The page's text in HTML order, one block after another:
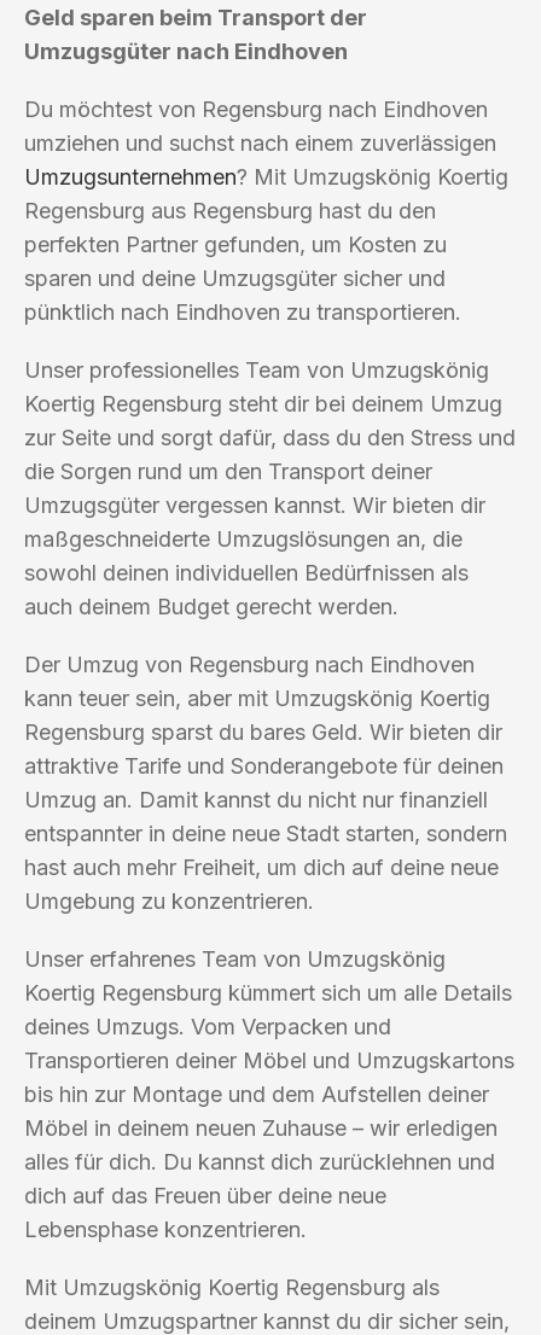
Geld sparen beim Transport der
Umzugsgüter nach Eindhoven
Du möchtest von Regensburg nach Eindhoven
umziehen und suchst nach einem zuverlässigen
Umzugsunternehmen? Mit Umzugskönig Koertig
Regensburg aus Regensburg hast du den
perfekten Partner gefunden, um Kosten zu
sparen und deine Umzugsgüter sicher und
pünktlich nach Eindhoven zu transportieren.
Unser professionelles Team von Umzugskönig
Koertig Regensburg steht dir bei deinem Umzug
zur Seite und sorgt dafür, dass du den Stress und
die Sorgen rund um den Transport deiner
Umzugsgüter vergessen kannst. Wir bieten dir
maßgeschneiderte Umzugslösungen an, die
sowohl deinen individuellen Bedürfnissen als
auch deinem Budget gerecht werden.
Der Umzug von Regensburg nach Eindhoven
kann teuer sein, aber mit Umzugskönig Koertig
Regensburg sparst du bares Geld. Wir bieten dir
attraktive Tarife und Sonderangebote für deinen
Umzug an. Damit kannst du nicht nur finanziell
entspannter in deine neue Stadt starten, sondern
hast auch mehr Freiheit, um dich auf deine neue
Umgebung zu konzentrieren.
Unser erfahrenes Team von Umzugskönig
Koertig Regensburg kümmert sich um alle Details
deines Umzugs. Vom Verpacken und
Transportieren deiner Möbel und Umzugskartons
bis hin zur Montage und dem Aufstellen deiner
Möbel in deinem neuen Zuhause – wir erledigen
alles für dich. Du kannst dich zurücklehnen und
dich auf das Freuen über deine neue
Lebensphase konzentrieren.
Mit Umzugskönig Koertig Regensburg als
deinem Umzugspartner kannst du dir sicher sein,